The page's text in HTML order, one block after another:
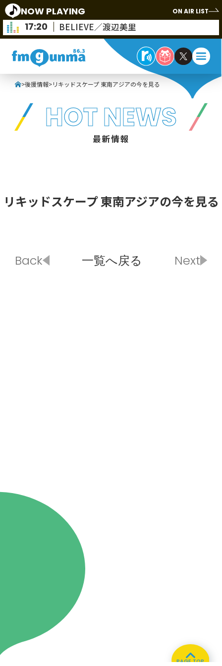
NOW PLAYING ON AIR LIST
17:20 BELIEVE／渡辺美里
>後援情報>リキッドスケープ 東南アジアの今を見る
HOT NEWS
最新情報
リキッドスケープ 東南アジアの今を見る
Back 一覧へ戻る Next
PAGE TOP